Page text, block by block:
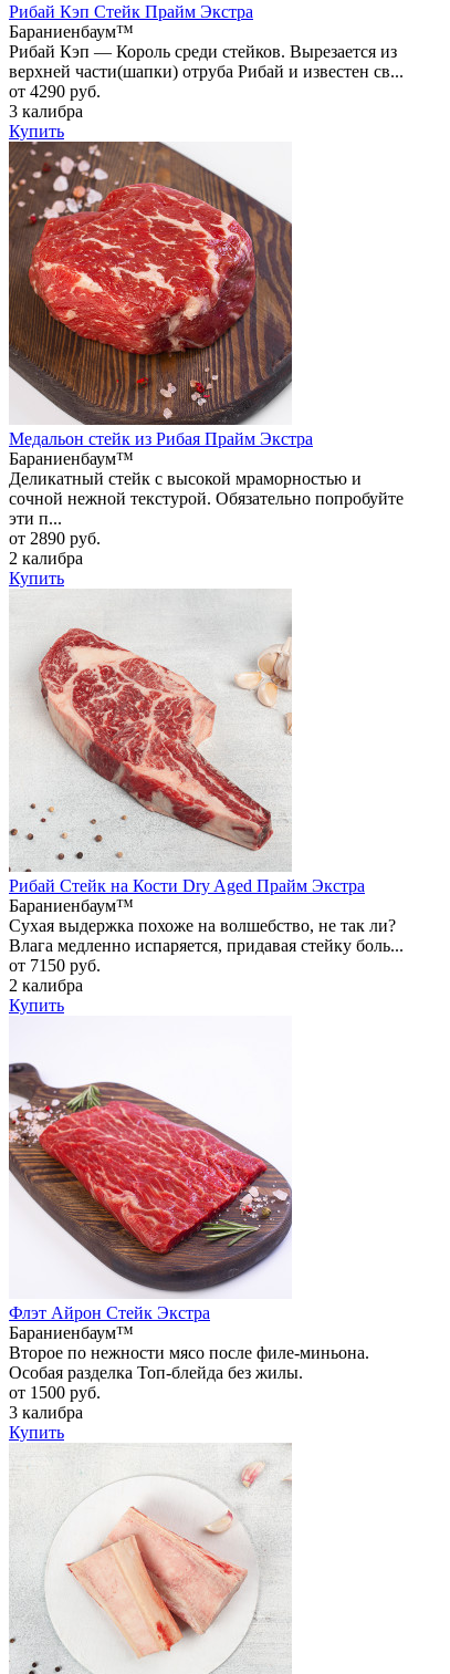
Рибай Кэп Стейк Прайм Экстра
Бараниенбаум™
Рибай Кэп — Король среди стейков. Вырезается из
верхней части(шапки) отруба Рибай и известен св...
от 4290 руб.
3 калибра
Купить
Медальон стейк из Рибая Прайм Экстра
Бараниенбаум™
Деликатный стейк с высокой мраморностью и
сочной нежной текстурой. Обязательно попробуйте
эти п...
от 2890 руб.
2 калибра
Купить
Рибай Стейк на Кости Dry Aged Прайм Экстра
Бараниенбаум™
Сухая выдержка похоже на волшебство, не так ли?
Влага медленно испаряется, придавая стейку боль...
от 7150 руб.
2 калибра
Купить
Флэт Айрон Стейк Экстра
Бараниенбаум™
Второе по нежности мясо после филе-миньона.
Особая разделка Топ-блейда без жилы.
от 1500 руб.
3 калибра
Купить